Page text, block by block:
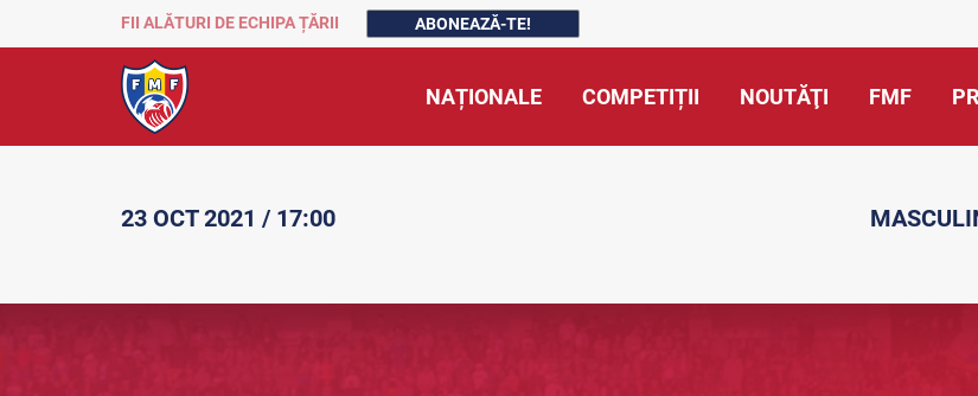
FII ALĂTURI DE ECHIPA ȚĂRII ABONEAZĂ-TE!
NAȚIONALE COMPETIȚII NOUTĂŢI FMF
23 OCT 2021 / 17:00